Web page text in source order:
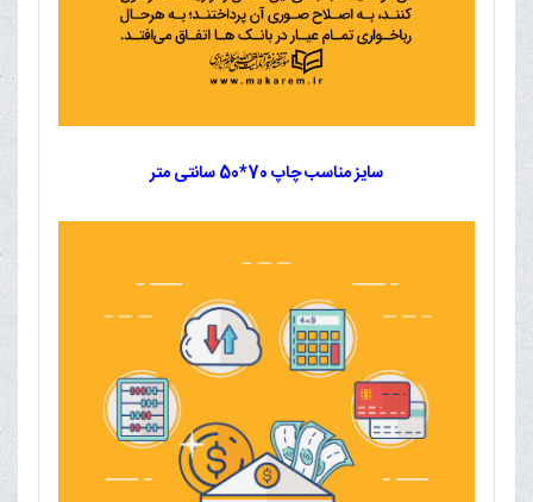
سایز مناسب چاپ 70*50 سانتی متر